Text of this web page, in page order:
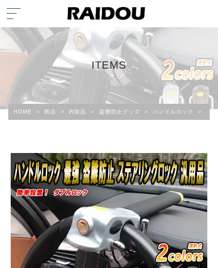
ITEMS
HOME > 商品 > 内装品 > 盗難防止グッズ > ハンドルロック >